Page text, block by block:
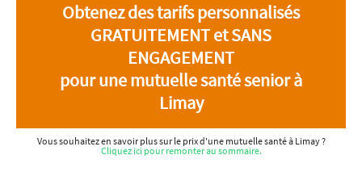
Obtenez des tarifs personnalisés
GRATUITEMENT et SANS
ENGAGEMENT
pour une mutuelle santé senior à
Limay
Vous souhaitez en savoir plus sur le prix d'une mutuelle santé à Limay ?
Cliquez ici pour remonter au sommaire.